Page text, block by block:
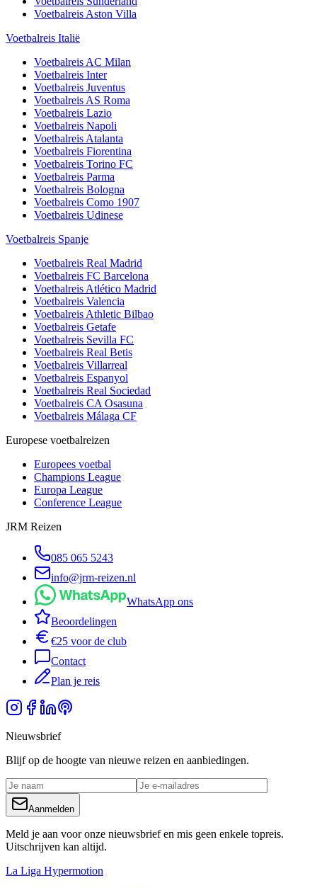
Voetbalreis Aston Villa
Voetbalreis Italië
Voetbalreis AC Milan
Voetbalreis Inter
Voetbalreis Juventus
Voetbalreis AS Roma
Voetbalreis Lazio
Voetbalreis Napoli
Voetbalreis Atalanta
Voetbalreis Fiorentina
Voetbalreis Torino FC
Voetbalreis Parma
Voetbalreis Bologna
Voetbalreis Como 1907
Voetbalreis Udinese
Voetbalreis Spanje
Voetbalreis Real Madrid
Voetbalreis FC Barcelona
Voetbalreis Atlético Madrid
Voetbalreis Valencia
Voetbalreis Athletic Bilbao
Voetbalreis Getafe
Voetbalreis Sevilla FC
Voetbalreis Real Betis
Voetbalreis Villarreal
Voetbalreis Espanyol
Voetbalreis Real Sociedad
Voetbalreis CA Osasuna
Voetbalreis Málaga CF
Europese voetbalreizen
Europees voetbal
Champions League
Europa League
Conference League
JRM Reizen
085 065 5243
info@jrm-reizen.nl
WhatsApp ons
Beoordelingen
€25 voor de club
Contact
Plan je reis
Nieuwsbrief
Blijf op de hoogte van nieuwe reizen en aanbiedingen.
Aanmelden
Meld je aan voor onze nieuwsbrief en mis geen enkele topreis.
Uitschrijven kan altijd.
La Liga Hypermotion